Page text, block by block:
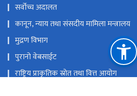
सर्वोच्च अदालत
कानून, न्याय तथा संसदीय मामिला मन्त्रालय
मुद्रण विभाग
पुरानो वेबसाईट
राष्ट्रिय प्राकृतिक स्रोत तथा वित्त आयोग